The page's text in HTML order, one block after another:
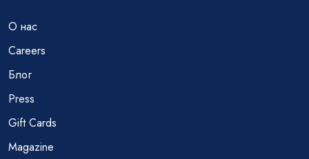
О нас
Careers
Блог
Press
Gift Cards
Magazine